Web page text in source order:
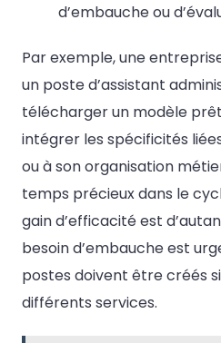
d’embauche ou
Par exemple, une
un poste d’assistant
télécharger un modèle
intégrer les spécificités
ou à son organisation
temps précieux dans le
gain d’efficacité est
besoin d’embauche est
postes doivent être créés
différents services.